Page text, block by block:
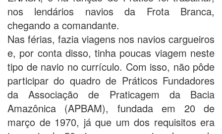
nos lendários navios da Frota Branca,
chegando a comandante.
Nas férias, fazia viagens nos navios cargueiros
e, por conta disso, tinha poucas viagem neste
tipo de navio no currículo. Com isso, não pôde
participar do quadro de Práticos Fundadores
da Associação de Praticagem da Bacia
Amazônica (APBAM), fundada em 20 de
março de 1970, já que um dos requisitos era